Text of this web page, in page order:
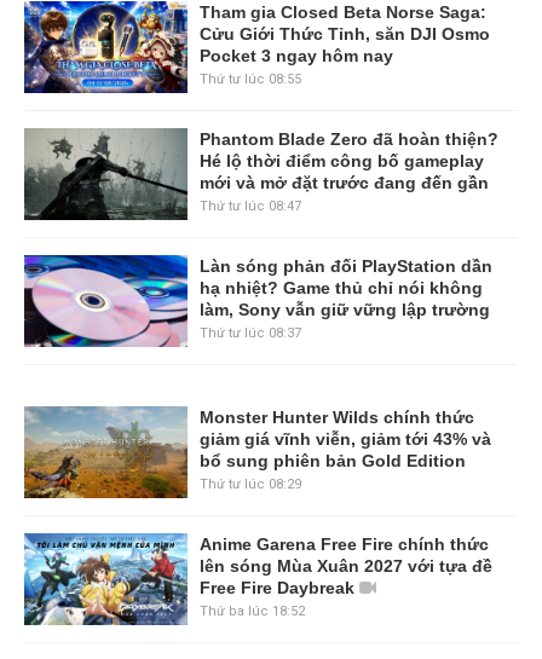
Tham gia Closed Beta Norse Saga:
Cửu Giới Thức Tỉnh, săn DJI Osmo
Pocket 3 ngay hôm nay
Thứ tư lúc 08:55
Phantom Blade Zero đã hoàn thiện?
Hé lộ thời điểm công bố gameplay
mới và mở đặt trước đang đến gần
Thứ tư lúc 08:47
Làn sóng phản đối PlayStation dần
hạ nhiệt? Game thủ chỉ nói không
làm, Sony vẫn giữ vững lập trường
Thứ tư lúc 08:37
Monster Hunter Wilds chính thức
giảm giá vĩnh viễn, giảm tới 43% và
bổ sung phiên bản Gold Edition
Thứ tư lúc 08:29
Anime Garena Free Fire chính thức
lên sóng Mùa Xuân 2027 với tựa đề
Free Fire Daybreak
Thứ ba lúc 18:52